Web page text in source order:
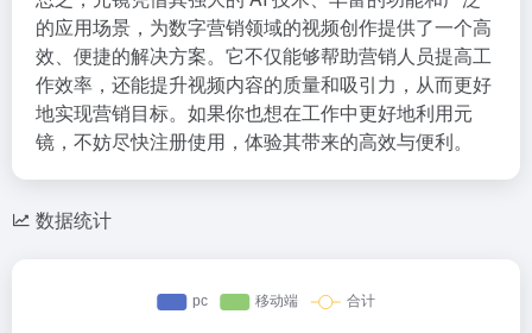
的应用场景，为数字营销领域的视频创作提供了一个高
效、便捷的解决方案。它不仅能够帮助营销人员提高工
作效率，还能提升视频内容的质量和吸引力，从而更好
地实现营销目标。如果你也想在工作中更好地利用元
镜，不妨尽快注册使用，体验其带来的高效与便利。
数据统计